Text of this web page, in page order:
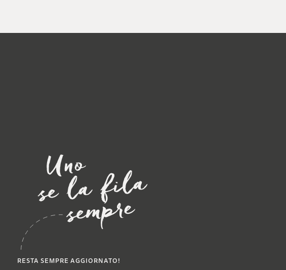
RESTA SEMPRE AGGIORNATO!